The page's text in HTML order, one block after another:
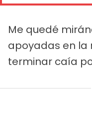
Me quedé
apoyadas en la
terminar caía